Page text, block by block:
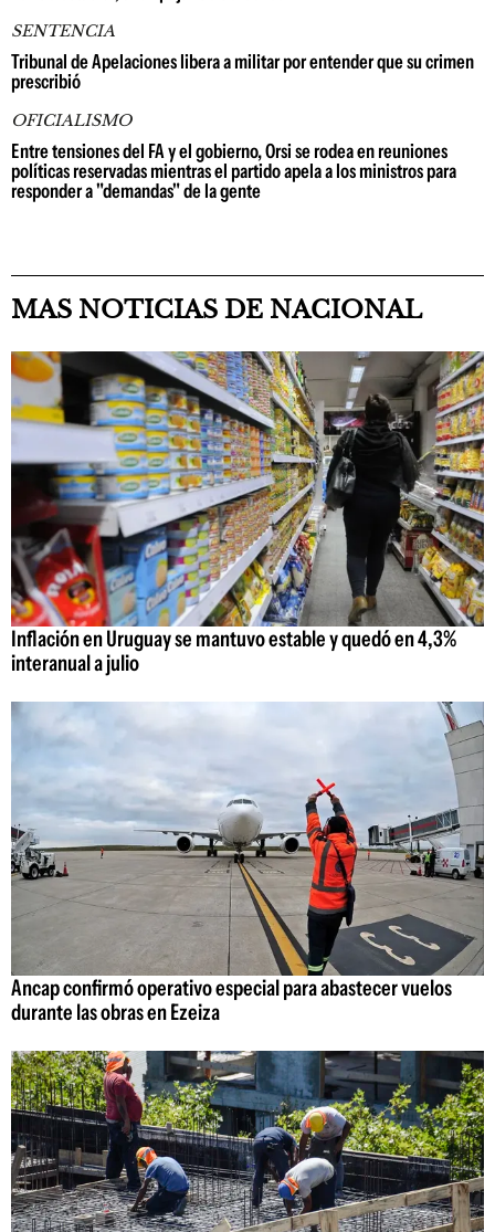
SENTENCIA
Tribunal de Apelaciones libera a militar por entender que su crimen
prescribió
OFICIALISMO
Entre tensiones del FA y el gobierno, Orsi se rodea en reuniones
políticas reservadas mientras el partido apela a los ministros para
responder a "demandas" de la gente
MAS NOTICIAS DE NACIONAL
Inflación en Uruguay se mantuvo estable y quedó en 4,3%
interanual a julio
Ancap confirmó operativo especial para abastecer vuelos
durante las obras en Ezeiza